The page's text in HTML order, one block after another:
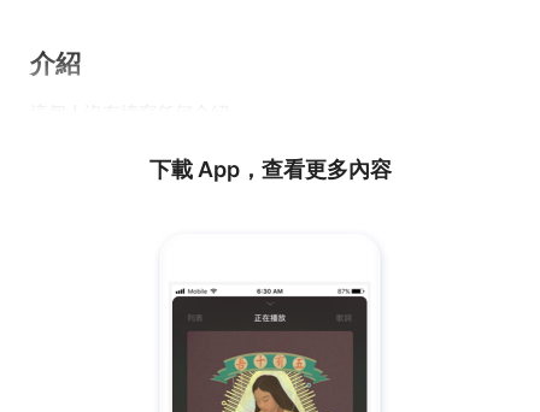
介紹
下載 App，查看更多內容